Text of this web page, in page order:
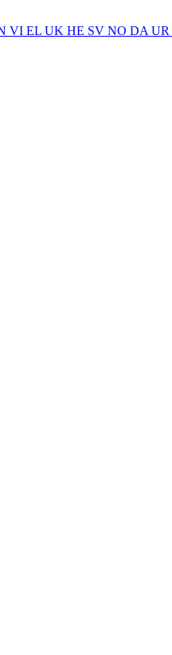
VI EL UK HE SV NO DA UR